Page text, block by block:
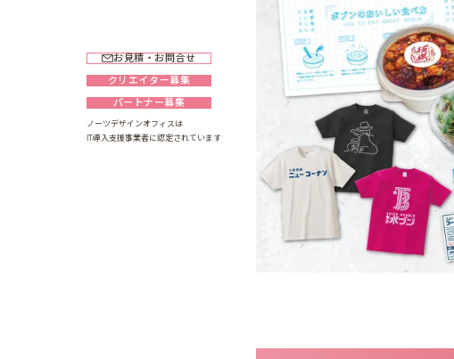
お見積・お問合せ
クリエイター募集
パートナー募集
ノーツデザインオフィスは
IT導入支援事業者に認定されています